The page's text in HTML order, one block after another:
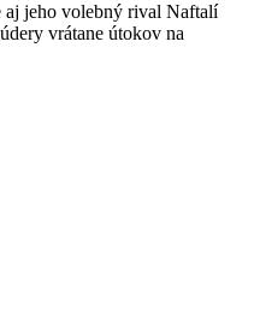
aj jeho volebný rival Naftalí
vrátane útokov na